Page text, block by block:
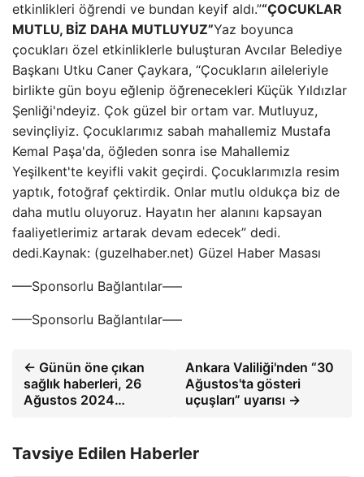
etkinlikleri öğrendi ve bundan keyif aldı.”“ÇOCUKLAR
MUTLU, BİZ DAHA MUTLUYUZ”Yaz boyunca
çocukları özel etkinliklerle buluşturan Avcılar Belediye
Başkanı Utku Caner Çaykara, “Çocukların aileleriyle
birlikte gün boyu eğlenip öğrenecekleri Küçük Yıldızlar
Şenliği'ndeyiz. Çok güzel bir ortam var. Mutluyuz,
sevinçliyiz. Çocuklarımız sabah mahallemiz Mustafa
Kemal Paşa'da, öğleden sonra ise Mahallemiz
Yeşilkent'te keyifli vakit geçirdi. Çocuklarımızla resim
yaptık, fotoğraf çektirdik. Onlar mutlu oldukça biz de
daha mutlu oluyoruz. Hayatın her alanını kapsayan
faaliyetlerimiz artarak devam edecek” dedi.
dedi.Kaynak: (guzelhaber.net) Güzel Haber Masası
—–Sponsorlu Bağlantılar—–
—–Sponsorlu Bağlantılar—–
← Günün öne çıkan
sağlık haberleri, 26
Ağustos 2024…
Ankara Valiliği'nden “30
Ağustos'ta gösteri
uçuşları” uyarısı →
Tavsiye Edilen Haberler